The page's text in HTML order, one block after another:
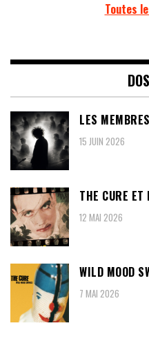
Toutes
LES
15 JUIN 2026
THE CURE
12 MAI 2026
WILD MOOD
7 MAI 2026